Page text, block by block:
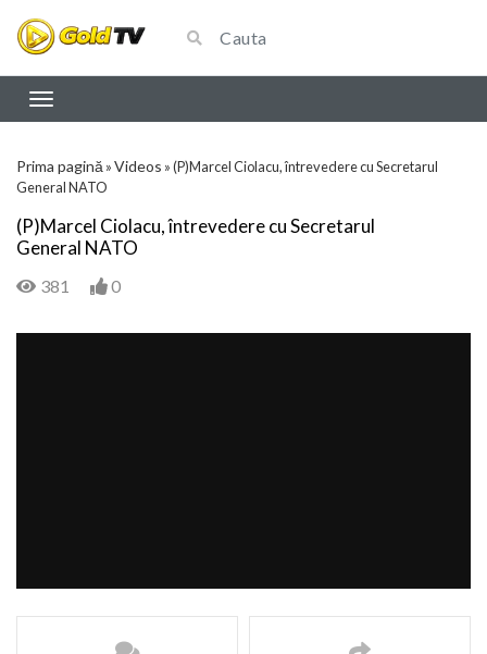
Prima pagină »Videos »(P)Marcel Ciolacu, întrevedere cu Secretarul
General NATO
(P)Marcel Ciolacu, întrevedere cu Secretarul
General NATO
381 0